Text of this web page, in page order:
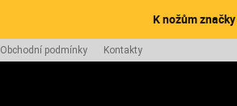
K nožům značky
Obchodní podmínky Kontakty